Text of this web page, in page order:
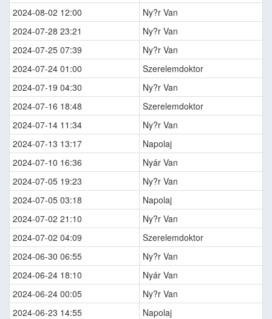
2024-08-02 12:00
Ny?r Van
2024-07-28 23:21
Ny?r Van
2024-07-25 07:39
Ny?r Van
2024-07-24 01:00
Szerelemdoktor
2024-07-19 04:30
Ny?r Van
2024-07-16 18:48
Szerelemdoktor
2024-07-14 11:34
Ny?r Van
2024-07-13 13:17
Napolaj
2024-07-10 16:36
Nyár Van
2024-07-05 19:23
Ny?r Van
2024-07-05 03:18
Napolaj
2024-07-02 21:10
Ny?r Van
2024-07-02 04:09
Szerelemdoktor
2024-06-30 06:55
Ny?r Van
2024-06-24 18:10
Nyár Van
2024-06-24 00:05
Ny?r Van
2024-06-23 14:55
Napolaj